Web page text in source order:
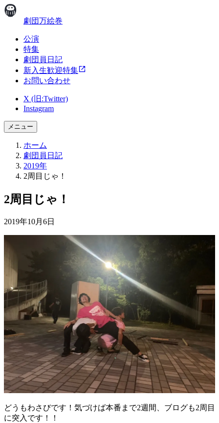
劇団万絵巻
公演
特集
劇団員日記
新入生歓迎特集
お問い合わせ
X (旧:Twitter)
Instagram
メニュー
ホーム
劇団員日記
2019年
2周目じゃ！
2周目じゃ！
2019年10月6日
どうもわさびです！気づけば本番まで2週間、ブログも2周目
に突入です！！